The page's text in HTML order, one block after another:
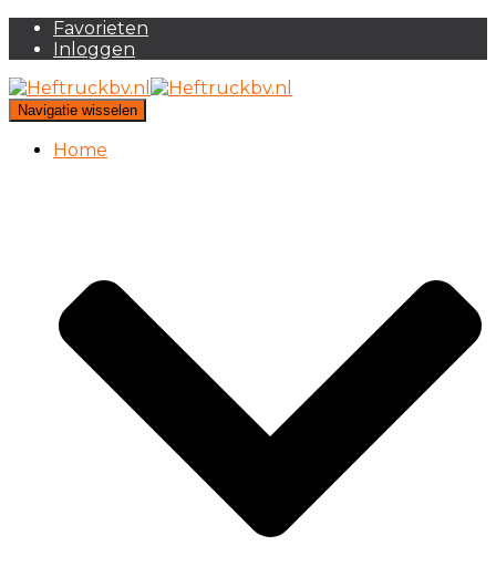
Favorieten
Inloggen
Navigatie wisselen
Home